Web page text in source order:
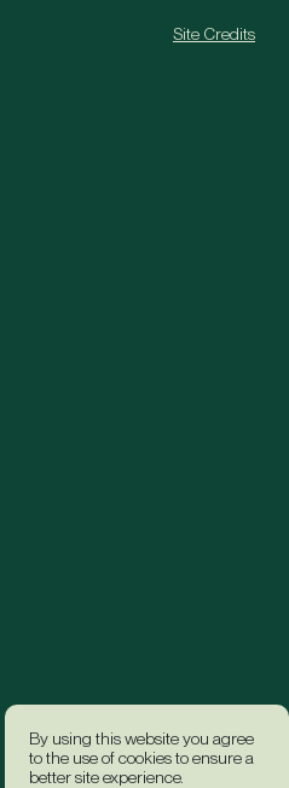
By using this website you agree
to the use of cookies to ensure a
better site experience.
Site Credits